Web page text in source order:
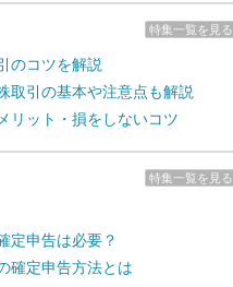
特集一覧を見る
のコツを解説
取引の基本や注意点も解説
リット・損をしないコツ
特集一覧を見る
定申告は必要？
確定申告方法とは